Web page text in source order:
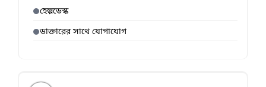
হেল্পডেস্ক
ডাক্তারের সাথে যোগাযোগ